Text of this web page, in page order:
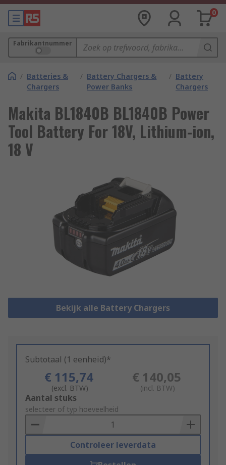
0
Fabrikantnummer
/ Batteries &
Chargers
/ Battery Chargers &
Power Banks
/ Battery
Chargers
Makita BL1840B BL1840B Power
Tool Battery For 18V, Lithium-ion,
18 V
Bekijk alle Battery Chargers
Subtotaal (1 eenheid)*
€ 115,74
(excl. BTW)
€ 140,05
(incl. BTW)
Add
to
Basket
Aantal stuks
selecteer of typ hoeveelheid
Controleer leverdata